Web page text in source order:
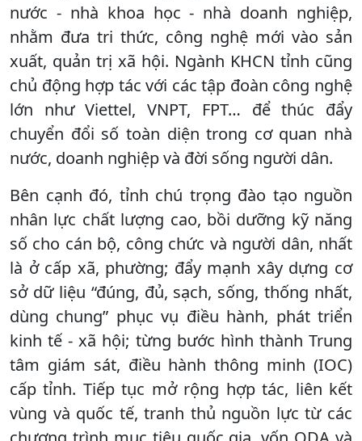
nước - nhà khoa học - nhà doanh nghiệp,
nhằm đưa tri thức, công nghệ mới vào sản
xuất, quản trị xã hội. Ngành KHCN tỉnh cũng
chủ động hợp tác với các tập đoàn công nghệ
lớn như Viettel, VNPT, FPT… để thúc đẩy
chuyển đổi số toàn diện trong cơ quan nhà
nước, doanh nghiệp và đời sống người dân.
Bên cạnh đó, tỉnh chú trọng đào tạo nguồn
nhân lực chất lượng cao, bồi dưỡng kỹ năng
số cho cán bộ, công chức và người dân, nhất
là ở cấp xã, phường; đẩy mạnh xây dựng cơ
sở dữ liệu “đúng, đủ, sạch, sống, thống nhất,
dùng chung” phục vụ điều hành, phát triển
kinh tế - xã hội; từng bước hình thành Trung
tâm giám sát, điều hành thông minh (IOC)
cấp tỉnh. Tiếp tục mở rộng hợp tác, liên kết
vùng và quốc tế, tranh thủ nguồn lực từ các